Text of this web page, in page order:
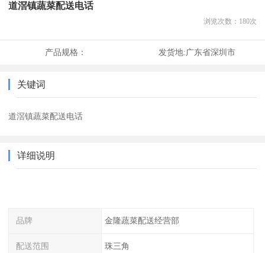
道滘镇蔬菜配送电话
浏览次数： 180次
产品规格： 发货地:广东省深圳市
关键词
道滘镇蔬菜配送电话
详细说明
品牌 金隆蔬菜配送经营部
配送范围 珠三角